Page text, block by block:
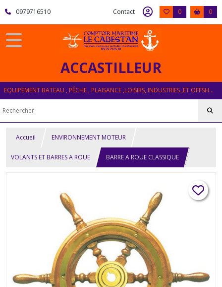
0979716510 Contact 0 0
ACCASTILLEUR
EQUIPEMENT BATEAU , PÊCHE , PLAISANCE ,LOISIRS, INDUSTRIES ,ET OFFSHORE
Accueil ENVIRONNEMENT MOTEUR
VOLANTS ET BARRES A ROUE BARRE A ROUE CLASSIQUE